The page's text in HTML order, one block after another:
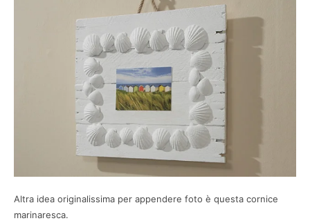
Altra idea originalissima per appendere foto è questa cornice
marinaresca.